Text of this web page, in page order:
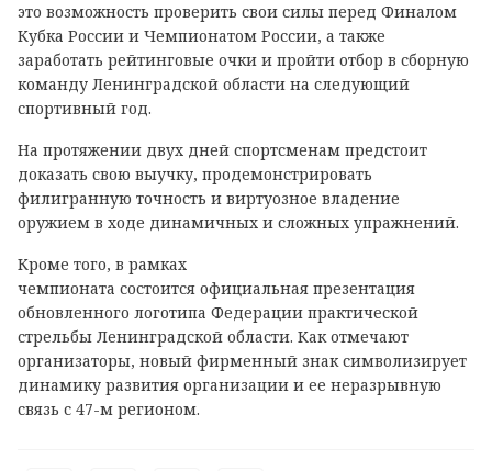
это возможность проверить свои силы перед Финалом
Кубка России и Чемпионатом России, а также
заработать рейтинговые очки и пройти отбор в сборную
команду Ленинградской области на следующий
спортивный год.
На протяжении двух дней спортсменам предстоит
доказать свою выучку, продемонстрировать
филигранную точность и виртуозное владение
оружием в ходе динамичных и сложных упражнений.
Кроме того, в рамках
чемпионата состоится официальная презентация
обновленного логотипа Федерации практической
стрельбы Ленинградской области. Как отмечают
организаторы, новый фирменный знак символизирует
динамику развития организации и ее неразрывную
связь с 47-м регионом.